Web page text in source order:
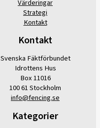
Värderingar
Strategi
Kontakt
Kontakt
Svenska Fäktförbundet
Idrottens Hus
Box 11016
100 61 Stockholm
info@fencing.se
Kategorier